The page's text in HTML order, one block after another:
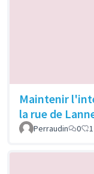
Maintenir
la rue de
Perraudin 0 1